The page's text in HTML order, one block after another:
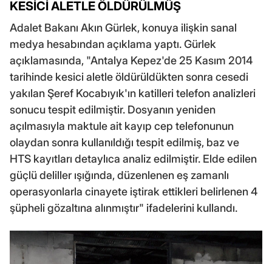
KESİCİ ALETLE ÖLDÜRÜLMÜŞ
Adalet Bakanı Akın Gürlek, konuya ilişkin sanal
medya hesabından açıklama yaptı. Gürlek
açıklamasında, "Antalya Kepez'de 25 Kasım 2014
tarihinde kesici aletle öldürüldükten sonra cesedi
yakılan Şeref Kocabıyık'ın katilleri telefon analizleri
sonucu tespit edilmiştir. Dosyanın yeniden
açılmasıyla maktule ait kayıp cep telefonunun
olaydan sonra kullanıldığı tespit edilmiş, baz ve
HTS kayıtları detaylıca analiz edilmiştir. Elde edilen
güçlü deliller ışığında, düzenlenen eş zamanlı
operasyonlarla cinayete iştirak ettikleri belirlenen 4
şüpheli gözaltına alınmıştır" ifadelerini kullandı.